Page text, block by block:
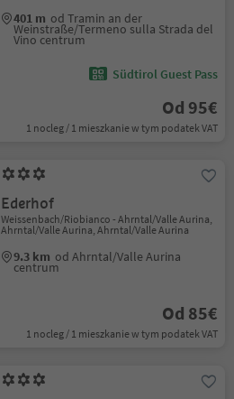
401 m od Tramin an der
Weinstraße/Termeno sulla Strada del
Vino centrum
Südtirol Guest Pass
Od 95€
1 nocleg / 1 mieszkanie w tym podatek VAT
Ederhof
Weissenbach/Riobianco - Ahrntal/Valle Aurina,
Ahrntal/Valle Aurina, Ahrntal/Valle Aurina
9.3 km od Ahrntal/Valle Aurina
centrum
Od 85€
1 nocleg / 1 mieszkanie w tym podatek VAT